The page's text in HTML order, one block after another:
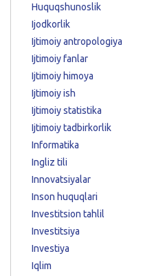
Huquqshunoslik
Ijodkorlik
Ijtimoiy antropologiya
Ijtimoiy fanlar
Ijtimoiy himoya
Ijtimoiy ish
Ijtimoiy statistika
Ijtimoiy tadbirkorlik
Informatika
Ingliz tili
Innovatsiyalar
Inson huquqlari
Investitsion tahlil
Investitsiya
Investiya
Iqlim